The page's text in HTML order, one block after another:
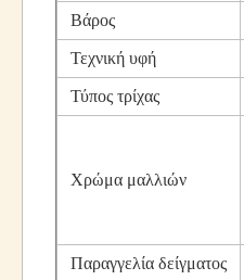
Βάρος
Τεχνική υφή
Τύπος τρίχας
Χρώμα μαλλιών
Παραγγελία δείγματος